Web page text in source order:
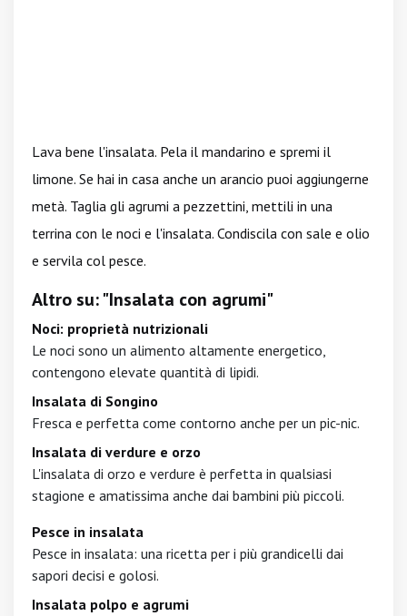
Lava bene l'insalata. Pela il mandarino e spremi il
limone. Se hai in casa anche un arancio puoi aggiungerne
metà. Taglia gli agrumi a pezzettini, mettili in una
terrina con le noci e l'insalata. Condiscila con sale e olio
e servila col pesce.
Altro su: "Insalata con agrumi"
Noci: proprietà nutrizionali
Le noci sono un alimento altamente energetico,
contengono elevate quantità di lipidi.
Insalata di Songino
Fresca e perfetta come contorno anche per un pic-nic.
Insalata di verdure e orzo
L'insalata di orzo e verdure è perfetta in qualsiasi
stagione e amatissima anche dai bambini più piccoli.
Pesce in insalata
Pesce in insalata: una ricetta per i più grandicelli dai
sapori decisi e golosi.
Insalata polpo e agrumi